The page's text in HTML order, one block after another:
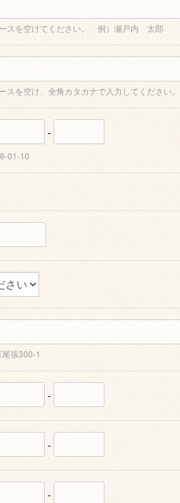
スを空けてください。 例）瀬戸内 太郎
スを空け、全角カタカナで入力してください
-
01-10
張300-1
-
-
-